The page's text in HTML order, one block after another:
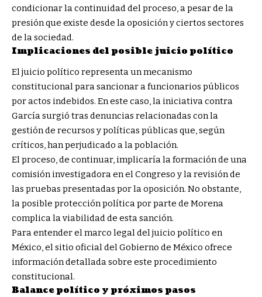
condicionar la continuidad del proceso, a pesar de la
presión que existe desde la oposición y ciertos sectores
de la sociedad.
Implicaciones del posible juicio político
El juicio político representa un mecanismo
constitucional para sancionar a funcionarios públicos
por actos indebidos. En este caso, la iniciativa contra
García surgió tras denuncias relacionadas con la
gestión de recursos y políticas públicas que, según
críticos, han perjudicado a la población.
El proceso, de continuar, implicaría la formación de una
comisión investigadora en el Congreso y la revisión de
las pruebas presentadas por la oposición. No obstante,
la posible protección política por parte de Morena
complica la viabilidad de esta sanción.
Para entender el marco legal del juicio político en
México, el sitio oficial del Gobierno de México ofrece
información detallada sobre este procedimiento
constitucional.
Balance político y próximos pasos